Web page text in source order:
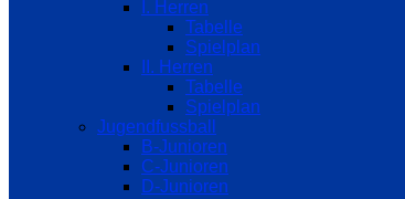
I. Herren
Tabelle
Spielplan
II. Herren
Tabelle
Spielplan
Jugendfussball
B-Junioren
C-Junioren
D-Junioren